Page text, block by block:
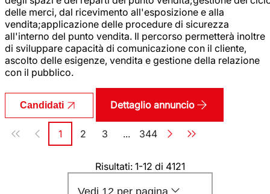
delle merci, dal ricevimento all'esposizione e alla
vendita;applicazione delle procedure di sicurezza
all'interno del punto vendita. Il percorso permetterà inoltre
di sviluppare capacità di comunicazione con il cliente,
ascolto delle esigenze, vendita e gestione della relazione
con il pubblico.
Candidati Dettaglio annuncio
Paginazione
Pagina
1 Pagina
2 Pagina
3 ... Pagina
344
Risultati: 1-12 di 4121